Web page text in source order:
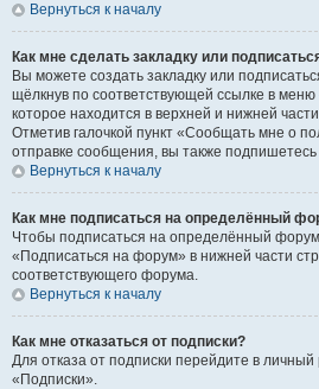
Вернуться к началу
Как мне сделать закладку или
Вы можете создать закладку или
щёлкнув по соответствующей ссылке в
которое находится в верхней и нижней
Отметив галочкой пункт «Сообщать мне о
отправке сообщения, вы также
Вернуться к началу
Как мне подписаться на определённый
Чтобы подписаться на определённый
«Подписаться на форум» в нижней части
соответствующего форума.
Вернуться к началу
Как мне отказаться от подписки?
Для отказа от подписки перейдите в
«Подписки».